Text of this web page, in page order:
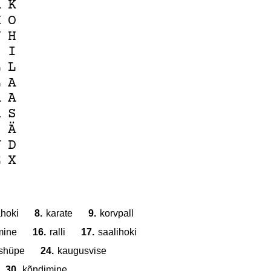
K
O
H
I
L
A
A
S
Ä
D
X
8. karate 9. korvpall
16. ralli 17. saalihoki
24. kaugusvise